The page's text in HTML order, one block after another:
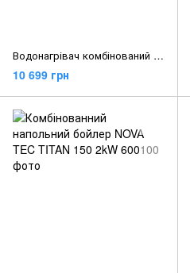
Водонагрівач комбінований Eldom Thermo 100 2.0 kW WV10046 TLG/TRG
10 699 грн